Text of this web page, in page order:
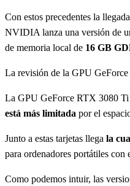
Con estos precedentes la
NVIDIA lanza una versión de
de memoria local de 16 GB
La revisión de la GPU
La GPU GeForce RTX 3080 Ti
está más limitada por el
Junto a estas tarjetas llega la
para ordenadores portátiles
Como podemos intuir, las